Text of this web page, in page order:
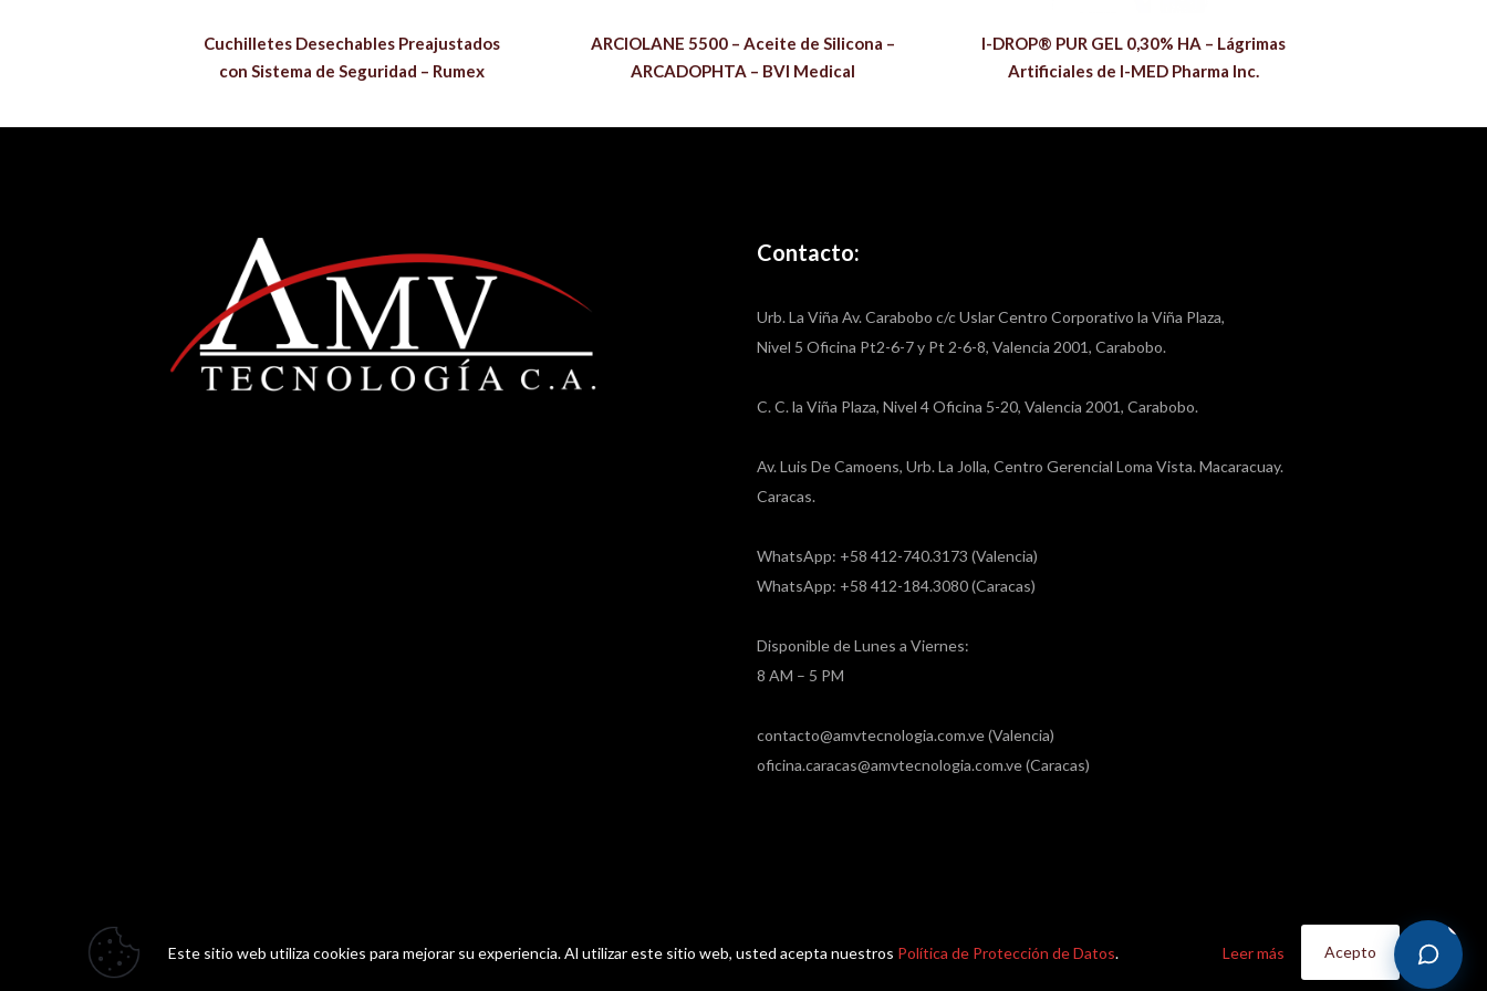
Cuchilletes Desechables Preajustados
con Sistema de Seguridad – Rumex
ARCIOLANE 5500 – Aceite de Silicona –
ARCADOPHTA – BVI Medical
I-DROP® PUR GEL 0,30% HA – Lágrimas
Artificiales de I-MED Pharma Inc.
Contacto:
Urb. La Viña Av. Carabobo c/c Uslar Centro Corporativo la Viña Plaza,
Nivel 5 Oficina Pt2-6-7 y Pt 2-6-8, Valencia 2001, Carabobo.
C. C. la Viña Plaza, Nivel 4 Oficina 5-20, Valencia 2001, Carabobo.
Av. Luis De Camoens, Urb. La Jolla, Centro Gerencial Loma Vista. Macaracuay.
Caracas.
WhatsApp: +58 412-740.3173 (Valencia)
WhatsApp: +58 412-184.3080 (Caracas)
Disponible de Lunes a Viernes:
8 AM – 5 PM
contacto@amvtecnologia.com.ve (Valencia)
oficina.caracas@amvtecnologia.com.ve (Caracas)
2026 Amv Tecnología, C.A. J-29746315-1
Este sitio web utiliza cookies para mejorar su experiencia. Al utilizar este sitio web, usted acepta nuestros Política de Protección de Datos. Leer más Acepto